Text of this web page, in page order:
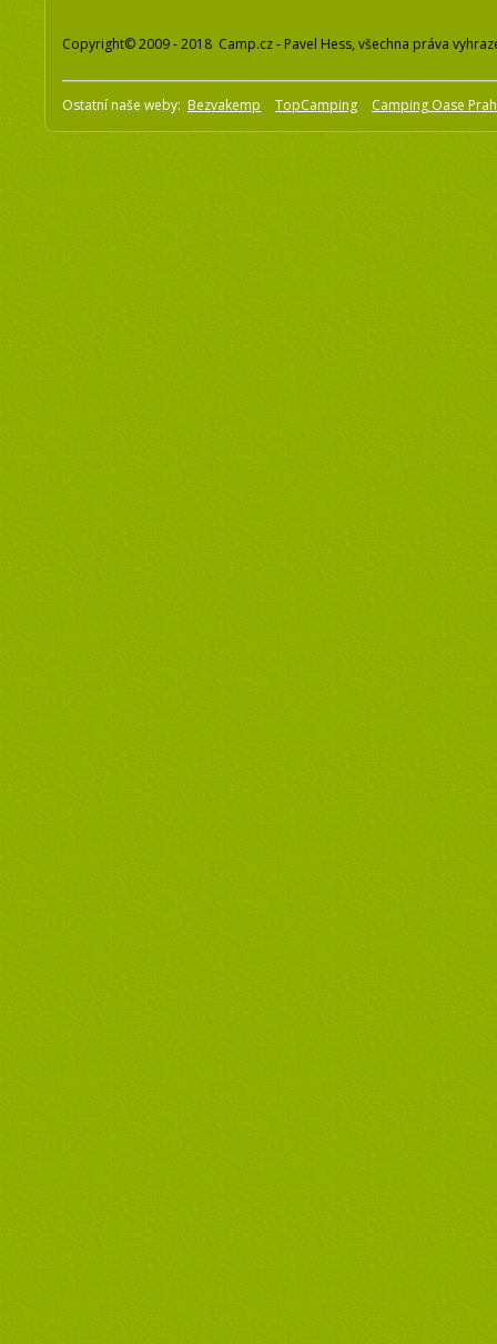
Copyright© 2009 - 2018 Camp.cz - Pavel Hess, všechna práva
Ostatní naše weby: Bezvakemp TopCamping Camping Oase